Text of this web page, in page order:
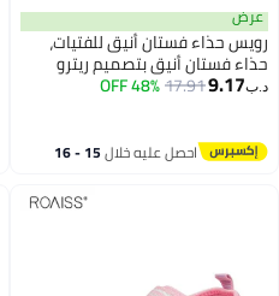
عرض
رويس حذاء فستان أنيق للفتيات،
حذاء فستان أنيق بتصميم ريترو
ماري جين مع عقدة، حذاء كلاسيكي
د.ب‏9.17
17.91
48% OFF
احصل عليه خلال 15 - 16